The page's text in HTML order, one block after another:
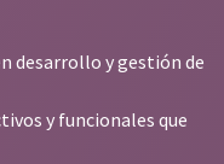
desarrollo y gestión de
y funcionales que